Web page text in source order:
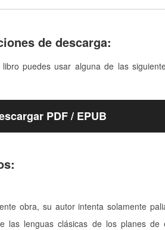
de descarga:
puedes usar alguna de las
PDF / EPUB
obra, su autor intenta solamente
las lenguas clásicas de los planes de